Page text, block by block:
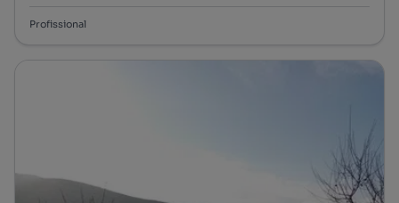
Profissional